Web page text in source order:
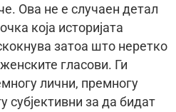
Ова не е случаен детал
која историјата
затоа што неретко
гласови. Ги
лични, премногу
субјективни за да бидат